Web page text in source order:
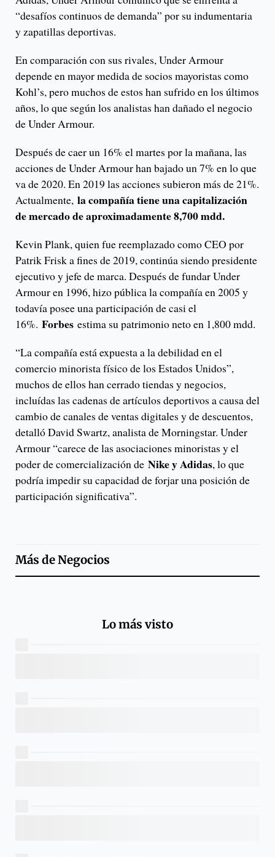
“desafíos continuos de demanda” por su indumentaria
y zapatillas deportivas.
En comparación con sus rivales, Under Armour
depende en mayor medida de socios mayoristas como
Kohl’s, pero muchos de estos han sufrido en los últimos
años, lo que según los analistas han dañado el negocio
de Under Armour.
Después de caer un 16% el martes por la mañana, las
acciones de Under Armour han bajado un 7% en lo que
va de 2020. En 2019 las acciones subieron más de 21%.
Actualmente, la compañía tiene una capitalización
de mercado de aproximadamente 8,700 mdd.
Kevin Plank, quien fue reemplazado como CEO por
Patrik Frisk a fines de 2019, continúa siendo presidente
ejecutivo y jefe de marca. Después de fundar Under
Armour en 1996, hizo pública la compañía en 2005 y
todavía posee una participación de casi el
16%. Forbes estima su patrimonio neto en 1,800 mdd.
“La compañía está expuesta a la debilidad en el
comercio minorista físico de los Estados Unidos”,
muchos de ellos han cerrado tiendas y negocios,
incluídas las cadenas de artículos deportivos a causa del
cambio de canales de ventas digitales y de descuentos,
detalló David Swartz, analista de Morningstar. Under
Armour “carece de las asociaciones minoristas y el
poder de comercialización de Nike y Adidas, lo que
podría impedir su capacidad de forjar una posición de
participación significativa”.
Más deNegocios
Lo más visto